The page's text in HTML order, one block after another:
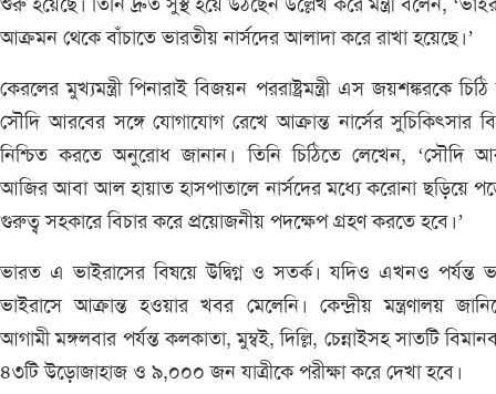
আক্রমন থেকে বাঁচাতে ভারতীয় নার্সদের আলাদা করে রাখা হয়েছে।’
কেরলের মুখ্যমন্ত্রী পিনারাই বিজয়ন পররাষ্ট্রমন্ত্রী এস জয়শঙ্করকে
সৌদি আরবের সঙ্গে যোগাযোগ রেখে আক্রান্ত নার্সের সুচিকিৎসার
নিশ্চিত করতে অনুরোধ জানান। তিনি চিঠিতে লেখেন, ‘সৌদি
আজির আবা আল হায়াত হাসপাতালে নার্সদের মধ্যে করোনা ছড়িয়ে
গুরুত্ব সহকারে বিচার করে প্রয়োজনীয় পদক্ষেপ গ্রহণ করতে হবে।’
ভারত এ ভাইরাসের বিষয়ে উদ্বিগ্ন ও সতর্ক। যদিও এখনও পর্যন্ত
ভাইরাসে আক্রান্ত হওয়ার খবর মেলেনি। কেন্দ্রীয় মন্ত্রণালয়
আগামী মঙ্গলবার পর্যন্ত কলকাতা, মুম্বই, দিল্লি, চেন্নাইসহ সাতটি
৪৩টি উড়োজাহাজ ও ৯,০০০ জন যাত্রীকে পরীক্ষা করে দেখা হবে।